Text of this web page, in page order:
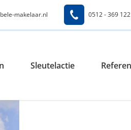
makelaar.nl 0512 - 369 122
Sleutelactie